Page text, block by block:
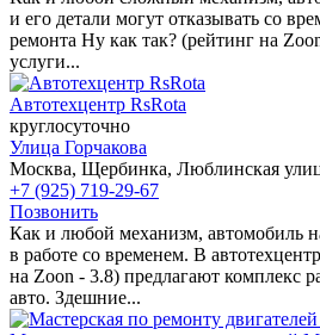
и его детали могут отказывать со
ремонта Ну как так? (рейтинг на
услуги...
Автотехцентр RsRota
круглосуточно
Улица Горчакова
Москва, Щербинка, Люблинская
+7 (925) 719-29-67
Позвонить
Как и любой механизм, автомобиль
в работе со временем. В
на Zoon - 3.8) предлагают комплекс
авто. Здешние...